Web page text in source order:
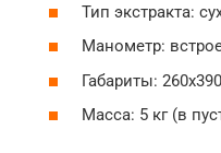
Тип экстракта:
Манометр:
Габариты:
Масса: 5 кг (в